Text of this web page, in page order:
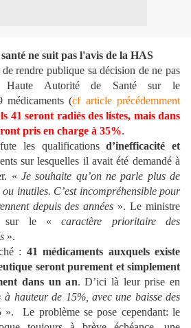
ne suit pas l'avis de la HAS
rendre publique sa décision de ne pas
Autorité de Santé sur le
médicaments (cf article précédemment
41 seront radiés des listes, mais dans
pris en charge à 35%.
les qualificationsd’inefficacité et
sur lesquelles il avait été demandé à
« Je souhaite qu’on ne parle plus de
inutiles. C’est incompréhensible pour
depuis des années ». Le ministre
sur le «caractère prioritaire des
».
: 41 médicaments auxquels existe
seront purement et simplement
dans un an. D’ici là leur prise en
à hauteur de 15%, avec une baisse des
».
Le problème se pose cependant: le